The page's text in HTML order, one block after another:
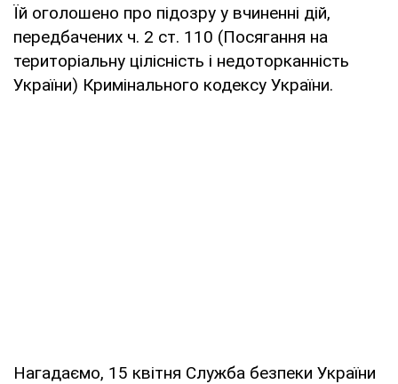
Їй оголошено про підозру у вчиненні дій,
передбачених ч. 2 ст. 110 (Посягання на
територіальну цілісність і недоторканність
України) Кримінального кодексу України.
Нагадаємо, 15 квітня Служба безпеки України